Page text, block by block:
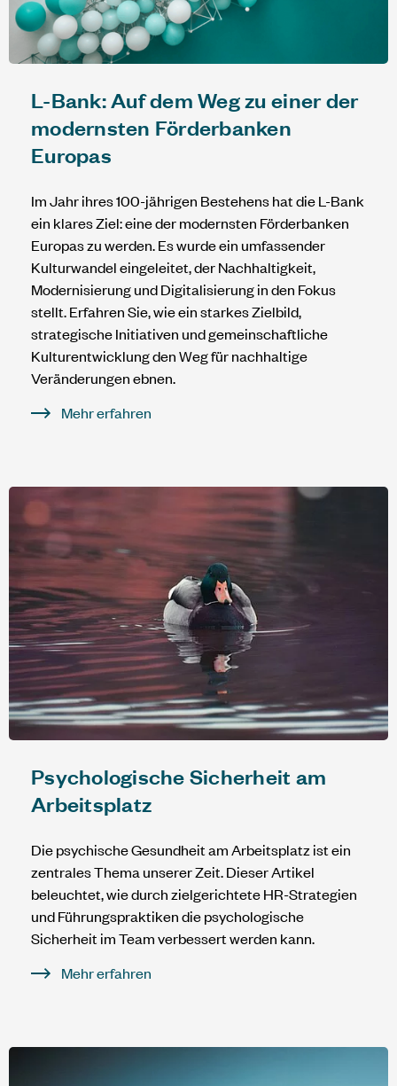
L-Bank: Auf dem Weg zu einer der
modernsten Förderbanken
Europas
Im Jahr ihres 100-jährigen Bestehens hat die L-Bank
ein klares Ziel: eine der modernsten Förderbanken
Europas zu werden. Es wurde ein umfassender
Kulturwandel eingeleitet, der Nachhaltigkeit,
Modernisierung und Digitalisierung in den Fokus
stellt. Erfahren Sie, wie ein starkes Zielbild,
strategische Initiativen und gemeinschaftliche
Kulturentwicklung den Weg für nachhaltige
Veränderungen ebnen.
Mehr erfahren
Psychologische Sicherheit am
Arbeitsplatz
Die psychische Gesundheit am Arbeitsplatz ist ein
zentrales Thema unserer Zeit. Dieser Artikel
beleuchtet, wie durch zielgerichtete HR-Strategien
und Führungspraktiken die psychologische
Sicherheit im Team verbessert werden kann.
Mehr erfahren